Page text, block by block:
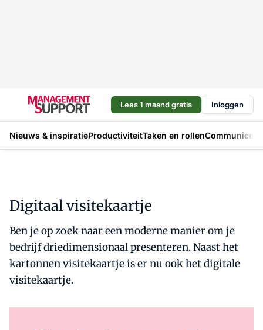
Lees 1 maand gratis Inloggen
Nieuws & inspiratieProductiviteitTaken en rollen
Digitaal visitekaartje
Ben je op zoek naar een moderne manier om je
bedrijf driedimensionaal presenteren. Naast het
kartonnen visitekaartje is er nu ook het digitale
visitekaartje.